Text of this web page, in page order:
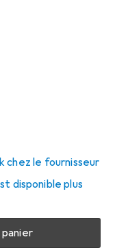
chez le fournisseur
disponible plus